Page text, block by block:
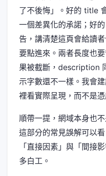
了不後悔」。好的 title
一個差異化的承諾；好
告，講清楚這頁會給讀
要點進來。兩者長度也
果被截斷，description
示字數還不一樣。我會
裡看實際呈現，而不是憑
順帶一提，網域本身也
這部分的常見誤解可以看
「直接因素」與「間接
多白工。